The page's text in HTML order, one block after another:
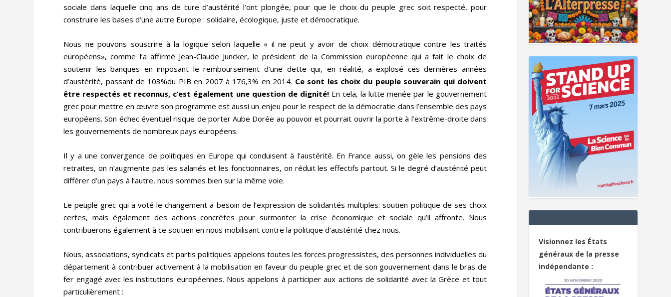
sociale dans laquelle cinq ans de cure d’austérité l’ont plongée, pour que le choix du peuple grec soit respecté, pour
construire les bases d’une autre Europe : solidaire, écologique, juste et démocratique.
Nous ne pouvons souscrire à la logique selon laquelle « il ne peut y avoir de choix démocratique contre les traités
européens», comme l’a affirmé Jean-Claude Juncker, le président de la Commission européenne qui a fait le choix de
soutenir les banques en imposant le remboursement d’une dette qui, en réalité, a explosé ces dernières années
d’austérité, passant de 103%du PIB en 2007 à 176,3% en 2014. Ce sont les choix du peuple souverain qui doivent
être respectés et reconnus, c’est également une question de dignité! En cela, la lutte menée par le gouvernement
grec pour mettre en œuvre son programme est aussi un enjeu pour le respect de la démocratie dans l’ensemble des pays
européens. Son échec éventuel risque de porter Aube Dorée au pouvoir et pourrait ouvrir la porte à l’extrême-droite dans
les gouvernements de nombreux pays européens.
Il y a une convergence de politiques en Europe qui conduisent à l’austérité. En France aussi, on gèle les pensions des
retraites, on n’augmente pas les salariés et les fonctionnaires, on réduit les effectifs partout. Si le degré d’austérité peut
différer d’un pays à l’autre, nous sommes bien sur la même voie.
Le peuple grec qui a voté le changement a besoin de l’expression de solidarités multiples: soutien politique de ses choix
certes, mais également des actions concrètes pour surmonter la crise économique et sociale qu’il affronte. Nous
contribuerons également à ce soutien en nous mobilisant contre la politique d’austérité chez nous.
Nous, associations, syndicats et partis politiques appelons toutes les forces progressistes, des personnes individuelles du
département à contribuer activement à la mobilisation en faveur du peuple grec et de son gouvernement dans le bras de
fer engagé avec les institutions européennes. Nous appelons à participer aux actions de solidarité avec la Grèce et tout
particulièrement :
Visionnez les États
généraux de la presse
indépendante :